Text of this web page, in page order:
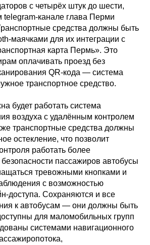
с четырёх штук до шести,
telegram-канале глава Перми
средства должны быть
маячками для их интеграции с
карта Пермь». Это
оплачивать проезд без
QR-кода — система
транспортное средство.
будет работать система
воздуха с удалённым контролем
транспортные средства должны
остекление, что позволит
работать более
пассажиров автобусы
тревожными кнопками и
с возможностью
доступа. Сохраняются и все
к автобусам — они должны быть
для маломобильных групп
системами навигационного